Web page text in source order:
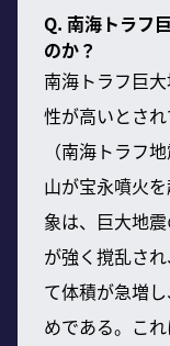
Q. 南海トラフ
のか？
南海トラフ巨
性が高いとさ
（南海トラフ
山が宝永噴火
象は、巨大地
が強く撹乱さ
て体積が急増
めである。こ